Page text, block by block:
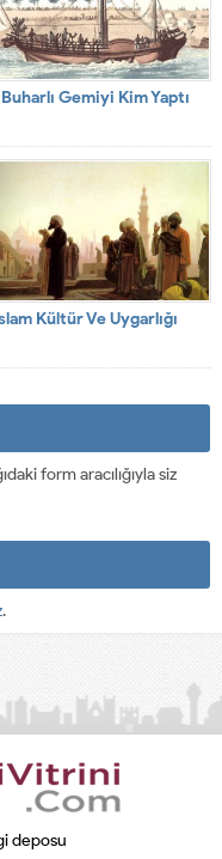
Gemiyi Kim Yaptı
Kültür Ve Uygarlığı
form aracılığıyla siz
.
deposu